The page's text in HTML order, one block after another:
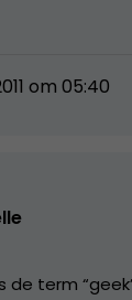
om 05:40
de term